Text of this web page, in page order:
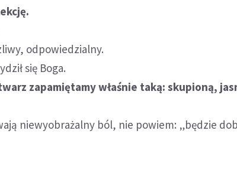
odpowiedzialny.
się Boga.
zapamiętamy właśnie taką: skupioną,
niewyobrażalny ból, nie powiem: „będzie